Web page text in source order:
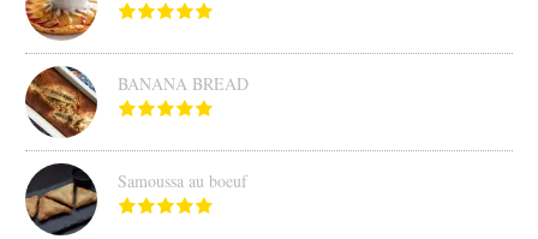
BANANA BREAD
Samoussa au boeuf